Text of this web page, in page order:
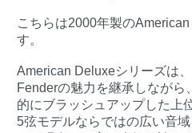
こちらは2000年製の
す。
American Deluxeシリーズは
Fenderの魅力を継承しながら
的にブラッシュアップした上
5弦モデルならではの広い音